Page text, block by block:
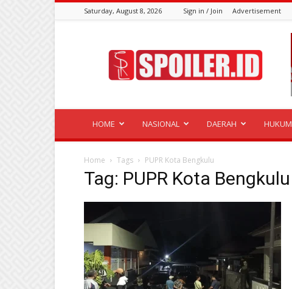
Saturday, August 8, 2026 Sign in / Join Advertisement
HOME NASIONAL DAERAH HUKUM
Home Tags PUPR Kota Bengkulu
Tag: PUPR Kota Bengkulu